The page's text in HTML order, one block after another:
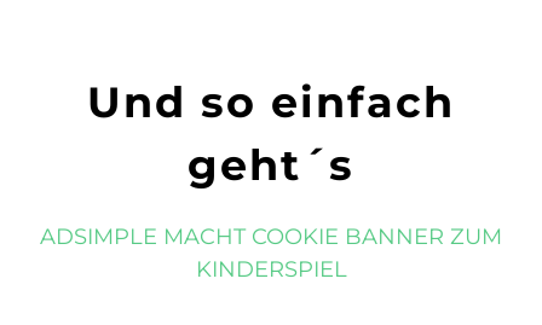
Und so einfach
geht´s
ADSIMPLE MACHT COOKIE BANNER ZUM
KINDERSPIEL